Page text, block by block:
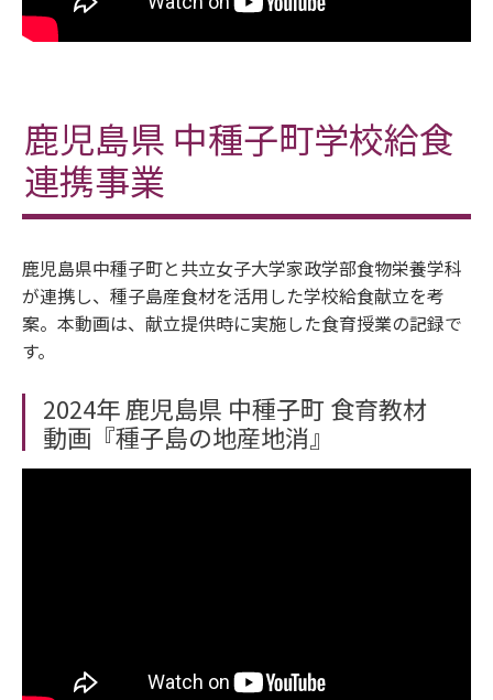
鹿児島県 中種子町学校給食
連携事業
鹿児島県中種子町と共立女子大学家政学部食物栄養学科
が連携し、種子島産食材を活用した学校給食献立を考
案。本動画は、献立提供時に実施した食育授業の記録で
す。
2024年 鹿児島県 中種子町 食育教材
動画『種子島の地産地消』